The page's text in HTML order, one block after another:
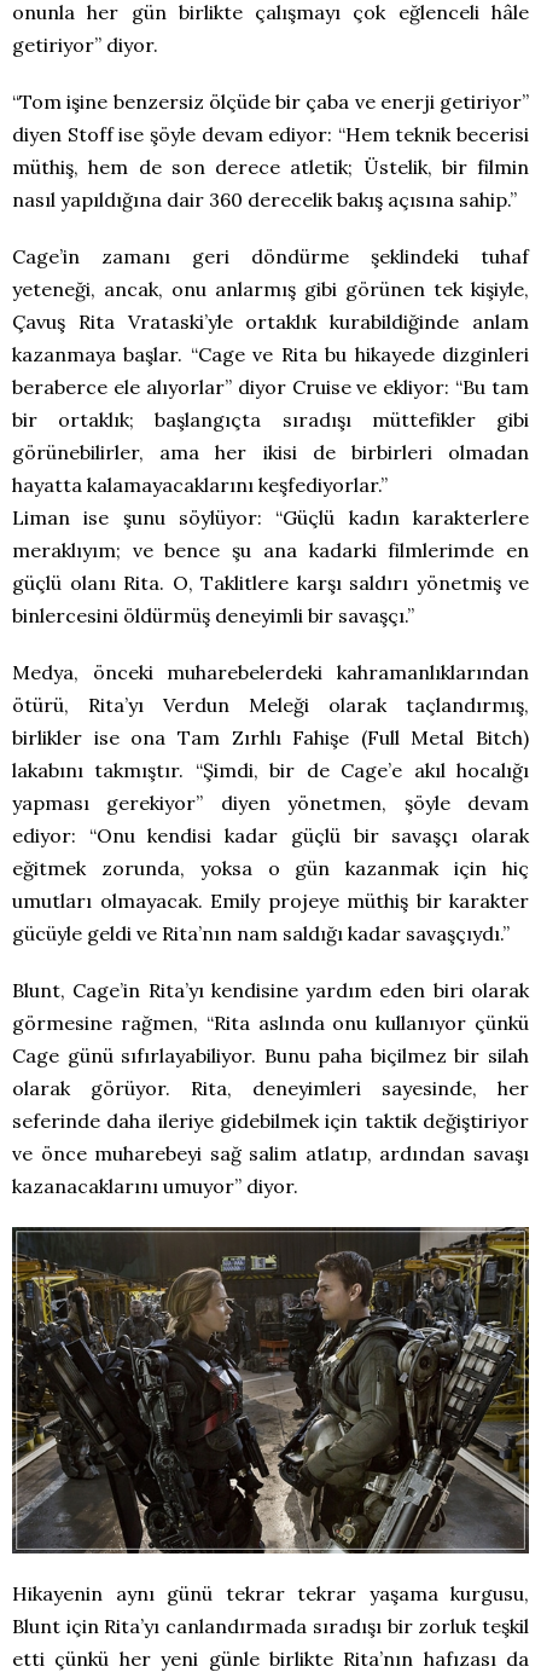
onunla her gün birlikte çalışmayı çok eğlenceli hâle
getiriyor” diyor.
“Tom işine benzersiz ölçüde bir çaba ve enerji getiriyor”
diyen Stoff ise şöyle devam ediyor: “Hem teknik becerisi
müthiş, hem de son derece atletik; Üstelik, bir filmin
nasıl yapıldığına dair 360 derecelik bakış açısına sahip.”
Cage’in zamanı geri döndürme şeklindeki tuhaf
yeteneği, ancak, onu anlarmış gibi görünen tek kişiyle,
Çavuş Rita Vrataski’yle ortaklık kurabildiğinde anlam
kazanmaya başlar. “Cage ve Rita bu hikayede dizginleri
beraberce ele alıyorlar” diyor Cruise ve ekliyor: “Bu tam
bir ortaklık; başlangıçta sıradışı müttefikler gibi
görünebilirler, ama her ikisi de birbirleri olmadan
hayatta kalamayacaklarını keşfediyorlar.”
Liman ise şunu söylüyor: “Güçlü kadın karakterlere
meraklıyım; ve bence şu ana kadarki filmlerimde en
güçlü olanı Rita. O, Taklitlere karşı saldırı yönetmiş ve
binlercesini öldürmüş deneyimli bir savaşçı.”
Medya, önceki muharebelerdeki kahramanlıklarından
ötürü, Rita’yı Verdun Meleği olarak taçlandırmış,
birlikler ise ona Tam Zırhlı Fahişe (Full Metal Bitch)
lakabını takmıştır. “Şimdi, bir de Cage’e akıl hocalığı
yapması gerekiyor” diyen yönetmen, şöyle devam
ediyor: “Onu kendisi kadar güçlü bir savaşçı olarak
eğitmek zorunda, yoksa o gün kazanmak için hiç
umutları olmayacak. Emily projeye müthiş bir karakter
gücüyle geldi ve Rita’nın nam saldığı kadar savaşçıydı.”
Blunt, Cage’in Rita’yı kendisine yardım eden biri olarak
görmesine rağmen, “Rita aslında onu kullanıyor çünkü
Cage günü sıfırlayabiliyor. Bunu paha biçilmez bir silah
olarak görüyor. Rita, deneyimleri sayesinde, her
seferinde daha ileriye gidebilmek için taktik değiştiriyor
ve önce muharebeyi sağ salim atlatıp, ardından savaşı
kazanacaklarını umuyor” diyor.
Hikayenin aynı günü tekrar tekrar yaşama kurgusu,
Blunt için Rita’yı canlandırmada sıradışı bir zorluk teşkil
etti çünkü her yeni günle birlikte Rita’nın hafızası da